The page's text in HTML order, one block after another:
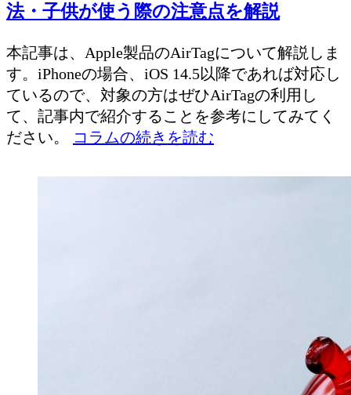
法・子供が使う際の注意点を解説
本記事は、Apple製品のAirTagについて解説しま
す。iPhoneの場合、iOS 14.5以降であれば対応し
ているので、対象の方はぜひAirTagの利用し
て、記事内で紹介することを参考にしてみてく
ださい。
コラムの続きを読む